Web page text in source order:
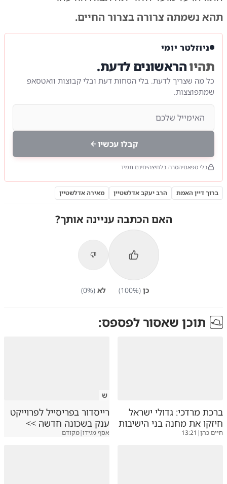
תהא נשמתה צרורה בצרור החיים.
ניוזלטר יומי
תהיוהראשונים לדעת.
כל מה שצריך לדעת. בלי הסחות דעת ובלי קבוצות וואטסאפ
שמתפוצצות.
קבלו עכשיו
בלי ספאם הסרה בלחיצה חינם תמיד
ברוך דיין האמת הרב יעקב אדלשטיין מאירה אדלשטיין
האם הכתבה עניינה אותך?
כן (
100%) לא (
0%)
תוכן שאסור לפספס:
ברכת מרדכי: גדולי ישראל
חיזקו את מחנה בני הישיבות
חיים כהן|
13:21
ש
רייסדור בפריסייל לפרוייקט
ענק בשכונה חדשה >>
אסף מגידו|מקודם